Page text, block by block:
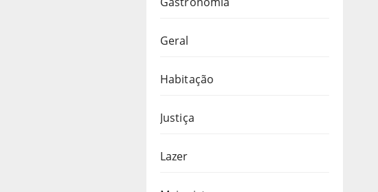
Geral
Habitação
Justiça
Lazer